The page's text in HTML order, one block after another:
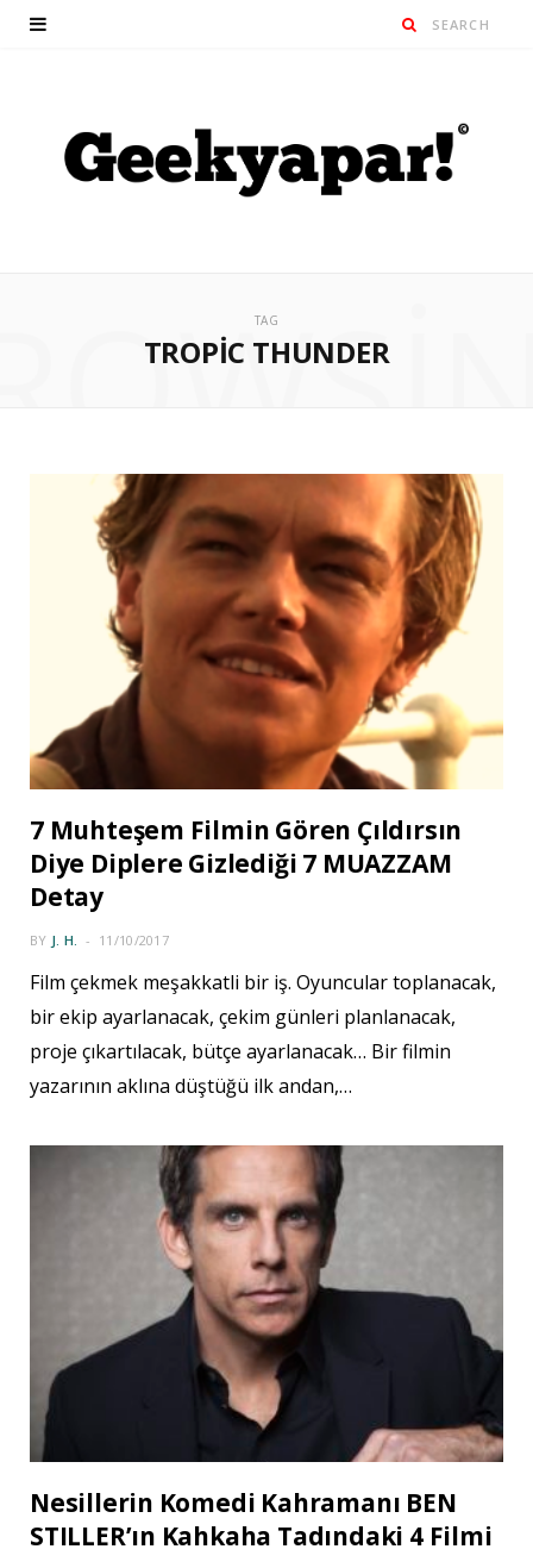
TAG
TROPIC THUNDER
7 Muhteşem Filmin Gören Çıldırsın
Diye Diplere Gizlediği 7 MUAZZAM
Detay
BY J. H. 11/10/2017
Film çekmek meşakkatli bir iş. Oyuncular toplanacak,
bir ekip ayarlanacak, çekim günleri planlanacak,
proje çıkartılacak, bütçe ayarlanacak… Bir filmin
yazarının aklına düştüğü ilk andan,…
Nesillerin Komedi Kahramanı BEN
STILLER’ın Kahkaha Tadındaki 4 Filmi